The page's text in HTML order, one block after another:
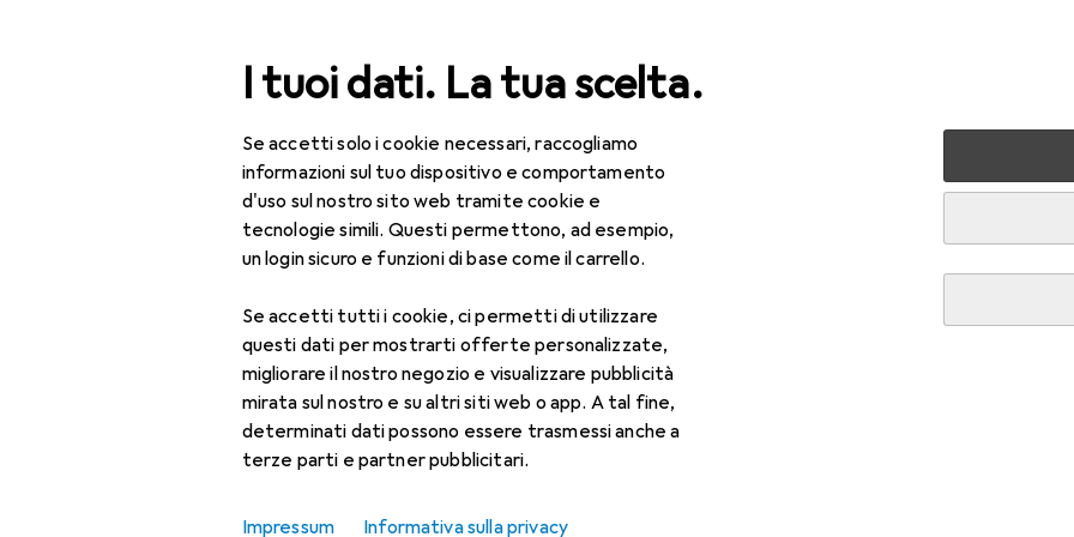
I tuoi dati. La tua scelta.
Se accetti solo i cookie necessari, raccogliamo
informazioni sul tuo dispositivo e comportamento
d'uso sul nostro sito web tramite cookie e
tecnologie simili. Questi permettono, ad esempio,
un login sicuro e funzioni di base come il carrello.
Se accetti tutti i cookie, ci permetti di utilizzare
questi dati per mostrarti offerte personalizzate,
migliorare il nostro negozio e visualizzare pubblicità
mirata sul nostro e su altri siti web o app. A tal fine,
determinati dati possono essere trasmessi anche a
terze parti e partner pubblicitari.
Impressum Informativa sulla privacy
Cerca
Tutte le categorie Moda Tutto in Moda
Abbigliamento
ScopriForum
Guida